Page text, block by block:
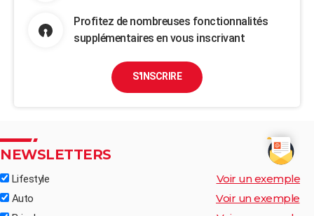
Profitez de nombreuses fonctionnalités
supplémentaires en vous inscrivant
S'INSCRIRE
NEWSLETTERS
Lifestyle Voir un exemple
Auto Voir un exemple